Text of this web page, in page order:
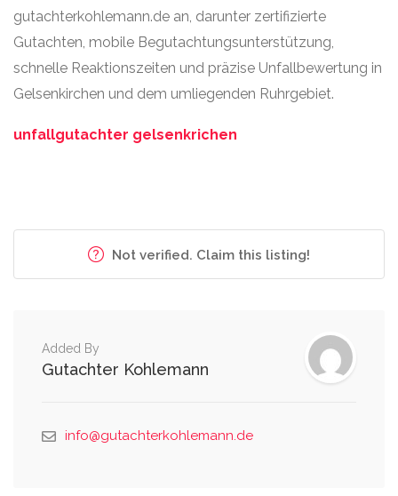
gutachterkohlemann.de an, darunter zertifizierte
Gutachten, mobile Begutachtungsunterstützung,
schnelle Reaktionszeiten und präzise Unfallbewertung in
Gelsenkirchen und dem umliegenden Ruhrgebiet.
unfallgutachter gelsenkrichen
Not verified. Claim this listing!
Added By
Gutachter Kohlemann
info@gutachterkohlemann.de